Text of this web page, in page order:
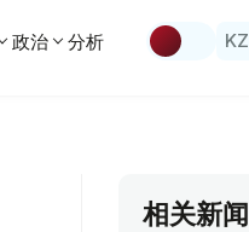
政治 分析 KZ
相关新闻